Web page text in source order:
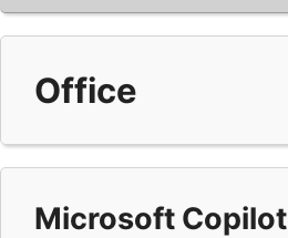
Office
Microsoft Copilot